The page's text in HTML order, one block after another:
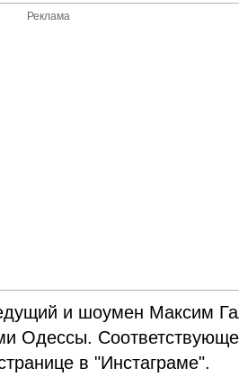
Реклама
и шоумен Максим
Одессы.
в "Инстаграме".